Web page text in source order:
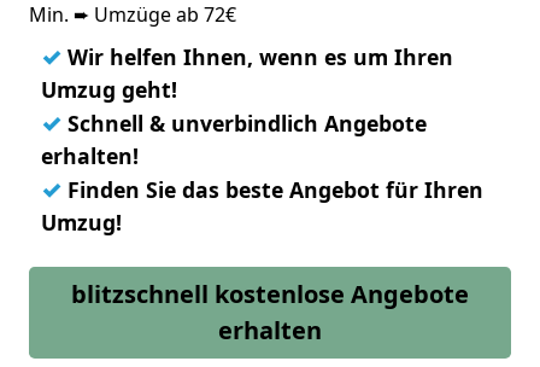
Min. ➨ Umzüge ab 72€
✓ Wir helfen Ihnen, wenn es um Ihren
Umzug geht!
✓ Schnell & unverbindlich Angebote
erhalten!
✓ Finden Sie das beste Angebot für Ihren
Umzug!
blitzschnell kostenlose Angebote
erhalten